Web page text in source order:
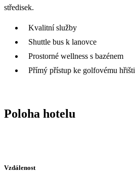
středisek.
Kvalitní služby
Shuttle bus k lanovce
Prostorné wellness s bazénem
Přímý přístup ke golfovému hřišti
Poloha hotelu
Vzdálenost